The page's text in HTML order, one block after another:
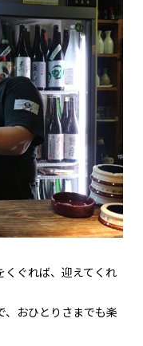
くぐれば、迎えてくれ
、おひとりさまでも楽